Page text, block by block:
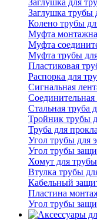
Заглушка для
Заглушка трубы
Колено трубы
Муфта
Муфта
Муфта трубы
Пластиковая
Распорка для
Сигнальная
Стальная труба
Тройник трубы
Труба для
Угол трубы для
Угол трубы
Хомут для
Втулка трубы
Кабельный
Пластина
Угол трубы